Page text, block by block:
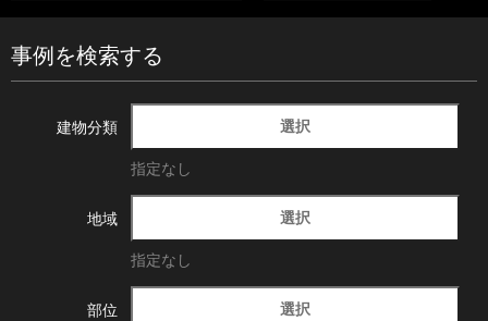
事例を検索する
建物分類 選択
指定なし
地域 選択
指定なし
部位 選択